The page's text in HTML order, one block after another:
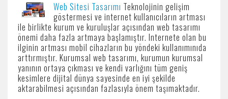
Web Sitesi Tasarımı Teknolojinin gelişim
göstermesi ve internet kullanıcıların artması
ile birlikte kurum ve kuruluşlar açısından web tasarımı
önemi daha fazla artmaya başlamıştır. Internete olan bu
ilginin artması mobil cihazların bu yöndeki kullanımınıda
arttırmıştır. Kurumsal web tasarımı, kurumun kurumsal
yanının ortaya çıkması ve kendi varlığını tüm geniş
kesimlere dijital dünya sayesinde en iyi şekilde
aktarabilmesi açısından fazlasıyla önem taşımaktadır.